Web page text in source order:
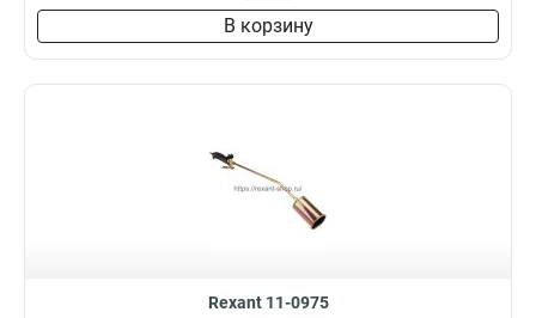
В корзину
Rexant 11-0975